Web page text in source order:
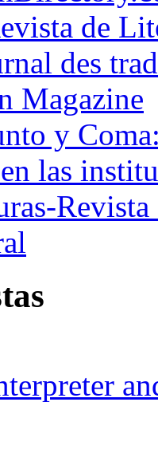
de
des
Magazine
y
las